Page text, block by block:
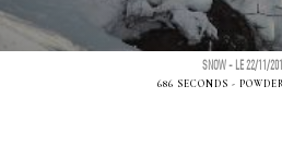
SNOW - LE 22/11/
686 SECONDS -